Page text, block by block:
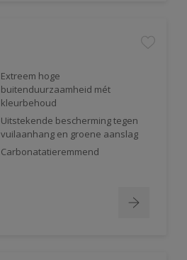
Extreem hoge
buitenduurzaamheid mét
kleurbehoud
Uitstekende bescherming tegen
vuilaanhang en groene aanslag
Carbonatatieremmend